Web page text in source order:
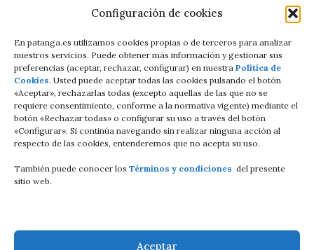
Configuración de cookies
En patanga.es utilizamos cookies propias o de terceros para analizar
nuestros servicios. Puede obtener más información y gestionar sus
preferencias (aceptar, rechazar, configurar) en nuestra Política de
Cookies. Usted puede aceptar todas las cookies pulsando el botón
«Aceptar», rechazarlas todas (excepto aquellas de las que no se
requiere consentimiento, conforme a la normativa vigente) mediante el
botón «Rechazar todas» o configurar su uso a través del botón
«Configurar». Si continúa navegando sin realizar ninguna acción al
respecto de las cookies, entenderemos que no acepta su uso.
También puede conocer los Términos y condiciones del presente
sitio web.
Aceptar
Términos y condiciones
Condiciones de contratación Online
C/Altamira baja 8
Luanco Asturias ESPAÑA
Tell: +34 687821858
Email: info@patanga.es